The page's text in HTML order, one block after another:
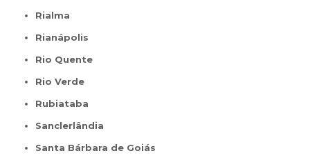
Rialma
Rianápolis
Rio Quente
Rio Verde
Rubiataba
Sanclerlândia
Santa Bárbara de Goiás